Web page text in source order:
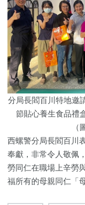
分局長閻百川特地邀
節貼心養生食品禮
（
西螺警分局長閻百川
奉獻，非常令人敬佩
勞同仁在職場上辛勞
福所有的母親同仁「